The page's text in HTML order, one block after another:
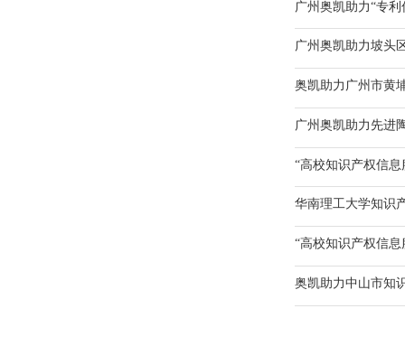
“高校知识产权信
华南理工大学知识
“高校知识产权信